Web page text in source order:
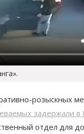
розыскных
задержали в
отдел для